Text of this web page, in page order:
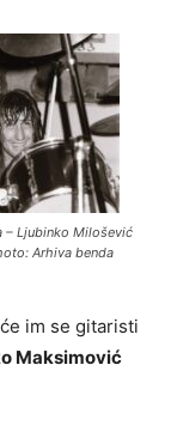
– Ljubinko Milošević
Arhiva benda
im se gitaristi
Maksimović